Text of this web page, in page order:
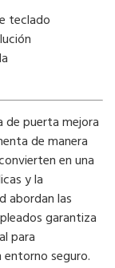
teclado
puerta mejora
de manera
en una
y la
abordan las
garantiza
para
entorno seguro.